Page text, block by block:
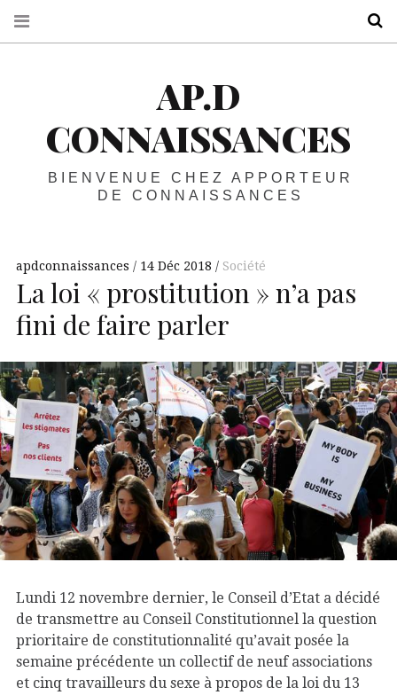
AP.D
CONNAISSANCES
BIENVENUE CHEZ APPORTEUR
DE CONNAISSANCES
apdconnaissances 14 Déc 2018 Société
La loi « prostitution » n’a pas
fini de faire parler
Lundi 12 novembre dernier, le Conseil d’Etat a décidé
de transmettre au Conseil Constitutionnel la question
prioritaire de constitutionnalité qu’avait posée la
semaine précédente un collectif de neuf associations
et cinq travailleurs du sexe à propos de la loi du 13